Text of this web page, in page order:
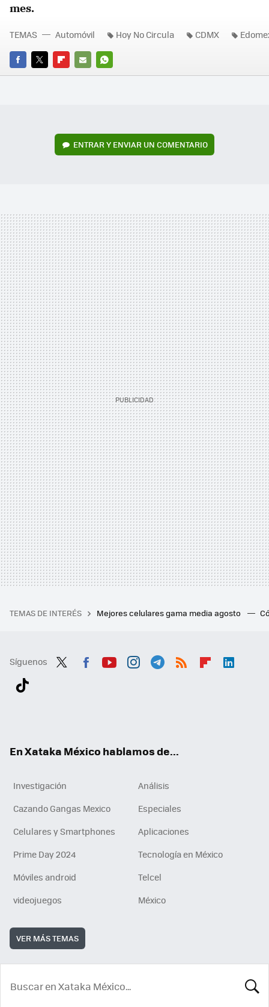
mes.
FACEBOOK
TWITTERFLIPBOARD
E-
WHATSAPP
TEMAS Automóvil Hoy No Circula CDMX
ENTRAR Y ENVIAR UN COMENTARIO
TEMAS DE INTERÉS Mejores celulares gama media agosto
Síguenos
En Xataka México hablamos de...
Investigación
Análisis
Cazando Gangas Mexico
Especiales
Celulares y Smartphones
Aplicaciones
Prime Day 2024
Tecnología en México
Móviles android
Telcel
videojuegos
México
VER MÁS TEMAS